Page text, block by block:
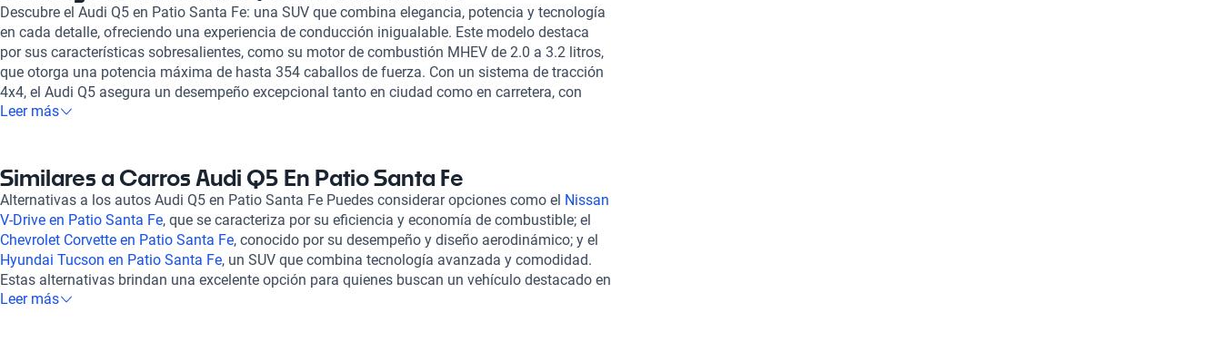
Descubre el Audi Q5 en Patio Santa Fe: una SUV que combina elegancia, potencia y tecnología
en cada detalle, ofreciendo una experiencia de conducción inigualable. Este modelo destaca
por sus características sobresalientes, como su motor de combustión MHEV de 2.0 a 3.2 litros,
que otorga una potencia máxima de hasta 354 caballos de fuerza. Con un sistema de tracción
4x4, el Audi Q5 asegura un desempeño excepcional tanto en ciudad como en carretera, con
aceleración de 0 a 100 km/h en tan solo 4.9 segundos. El Audi Q5 no solo se centra en la
integración móvil, que incluye Apple Carplay y Android Auto, garantiza que permanecas
conectado mientras disfrutas de un viaje agradable. Además, cuenta con un sistema de
sensores de estacionamiento y cámara trasera para facilitar tus maniobras en espacios
reducidos. En Kavak, entendemos lo importante que es para ti encontrar el auto ideal. Por eso,
te ofrecemos opciones de financiamiento flexible y una experiencia de compra 100% en línea.
Además, nuestra política de soporte postventa y garantía es directamente con las agencias de
los autos, lo que te brinda confianza y tranquilidad. Otros modelos populares que puedes
Leer más
Similares a Carros Audi Q5 En Patio Santa Fe
Alternativas a los autos Audi Q5 en Patio Santa Fe Puedes considerar opciones como el Nissan
V-Drive en Patio Santa Fe, que se caracteriza por su eficiencia y economía de combustible; el
Chevrolet Corvette en Patio Santa Fe, conocido por su desempeño y diseño aerodinámico; y el
Hyundai Tucson en Patio Santa Fe, un SUV que combina tecnología avanzada y comodidad.
Estas alternativas brindan una excelente opción para quienes buscan un vehículo destacado en
prestaciones y estilo.
Leer más